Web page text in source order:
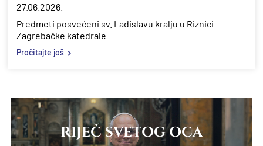
27.06.2026.
Predmeti posvećeni sv. Ladislavu kralju u Riznici
Zagrebačke katedrale
Pročitajte još
RIJEČ SVETOG OCA